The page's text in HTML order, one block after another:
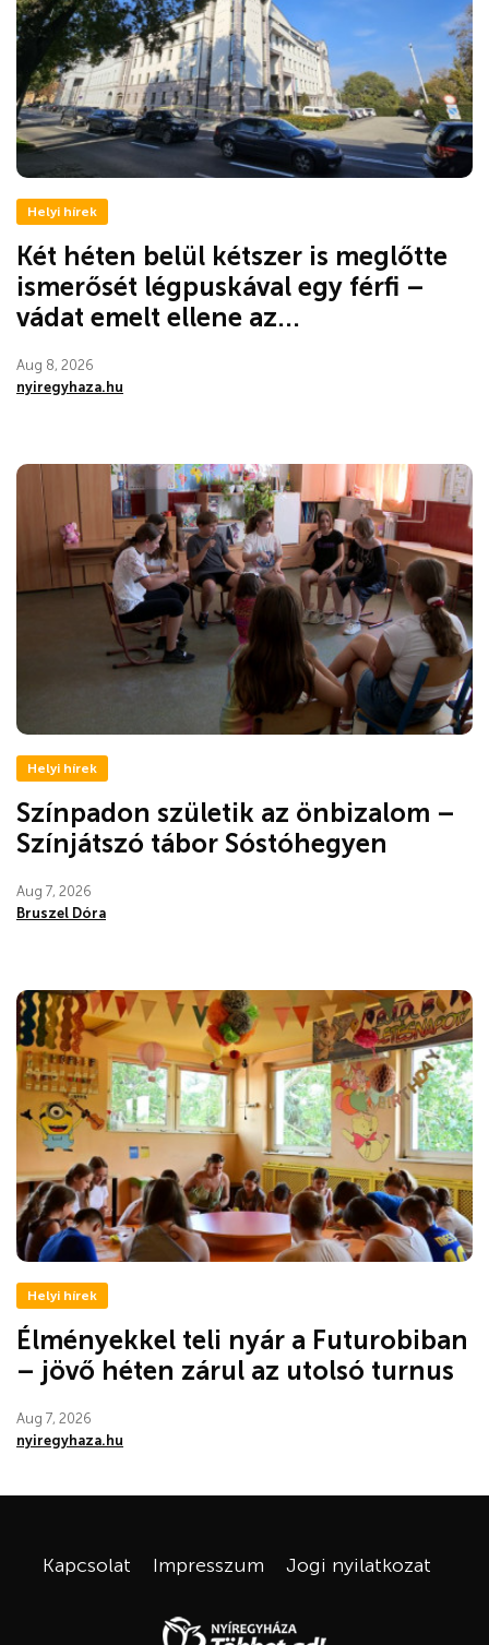
Helyi hírek
Két héten belül kétszer is meglőtte
ismerősét légpuskával egy férfi –
vádat emelt ellene az...
Aug 8, 2026
nyiregyhaza.hu
Helyi hírek
Színpadon születik az önbizalom –
Színjátszó tábor Sóstóhegyen
Aug 7, 2026
Bruszel Dóra
Helyi hírek
Élményekkel teli nyár a Futurobiban
– jövő héten zárul az utolsó turnus
Aug 7, 2026
nyiregyhaza.hu
Kapcsolat Impresszum Jogi nyilatkozat